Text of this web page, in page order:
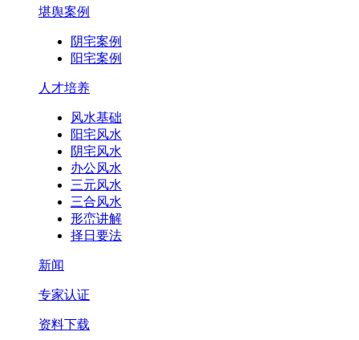
堪舆案例
阴宅案例
阳宅案例
人才培养
风水基础
阳宅风水
阴宅风水
办公风水
三元风水
三合风水
形峦讲解
择日要法
新闻
专家认证
资料下载